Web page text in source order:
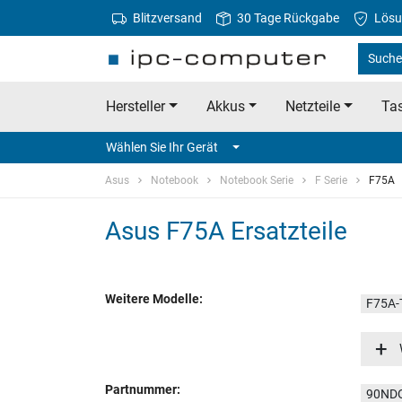
Blitzversand 30 Tage Rückgabe
Hersteller Akkus Netzteile
Wählen Sie Ihr Gerät
Asus Notebook Notebook Serie F Serie F75A
Asus F75A Ersatzteile
Weitere Modelle:
Partnummer: